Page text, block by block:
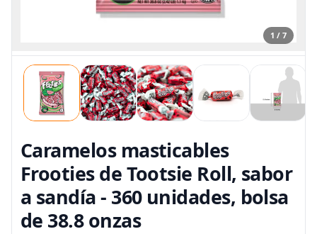
1 / 7
Caramelos masticables
Frooties de Tootsie Roll, sabor
a sandía - 360 unidades, bolsa
de 38.8 onzas